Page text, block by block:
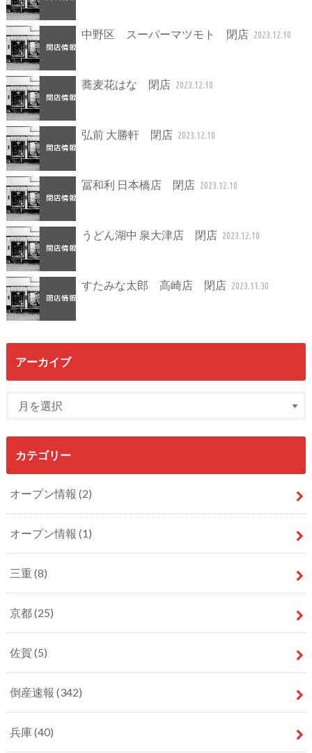
中野区 スーパーマツモト 閉店 2023.12.10
蕎麦花はな 閉店 2023.12.10
弘前 大勝軒 閉店 2023.12.10
冨和利 日本橋店 閉店 2023.12.10
うどん湖中 泉大津店 閉店 2023.12.10
すたみな太郎 高崎店 閉店 2023.11.30
アーカイブ
カテゴリー
オープン情報 (2)
オープン情報 (1)
三重 (8)
京都(25)
佐賀 (5)
倒産速報 (342)
兵庫(40)